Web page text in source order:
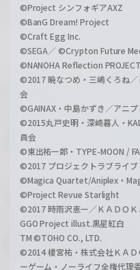
©Project シンフォギアAXZ
©BanG Dream! Project
©Craft Egg Inc.
©SEGA／ ©Crypton Future
©NANOHA Reflection PROJECT
©2017 暁なつめ・三嶋くろね
会
©GAINAX・中島かずき／アニ
©2015丸戸史明・深崎暮人・
員会
©東出祐一郎・TYPE-MOON /
©2017 プロジェクトラブライブ
©Magica Quartet/Aniplex・
©Project Revue Starlight
©2017 時雨沢恵一／ＫＡＤＯ
GGO Project illust.黒星紅白
TM ©TOHO CO., LTD.
©2014 榎宮祐・株式会社ＫＡＤ
ーゲーム・ノーライフ全権代理